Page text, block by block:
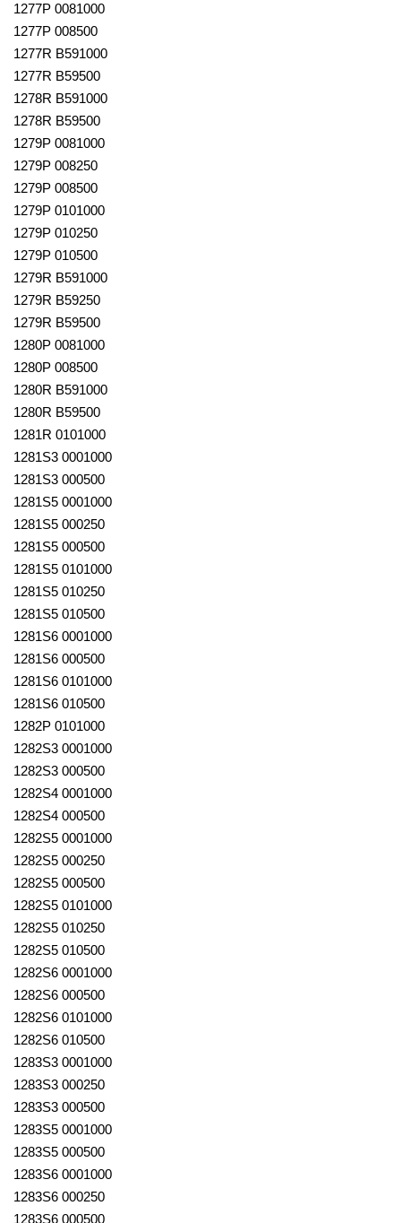
1277P 0081000
1277P 008500
1277R B591000
1277R B59500
1278R B591000
1278R B59500
1279P 0081000
1279P 008250
1279P 008500
1279P 0101000
1279P 010250
1279P 010500
1279R B591000
1279R B59250
1279R B59500
1280P 0081000
1280P 008500
1280R B591000
1280R B59500
1281R 0101000
1281S3 0001000
1281S3 000500
1281S5 0001000
1281S5 000250
1281S5 000500
1281S5 0101000
1281S5 010250
1281S5 010500
1281S6 0001000
1281S6 000500
1281S6 0101000
1281S6 010500
1282P 0101000
1282S3 0001000
1282S3 000500
1282S4 0001000
1282S4 000500
1282S5 0001000
1282S5 000250
1282S5 000500
1282S5 0101000
1282S5 010250
1282S5 010500
1282S6 0001000
1282S6 000500
1282S6 0101000
1282S6 010500
1283S3 0001000
1283S3 000250
1283S3 000500
1283S5 0001000
1283S5 000500
1283S6 0001000
1283S6 000250
1283S6 000500